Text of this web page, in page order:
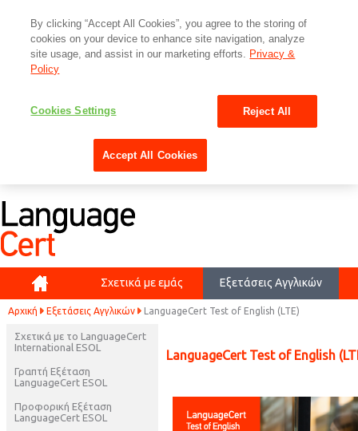
ΑρχικήΣχετικά με εμάς Εξετάσεις Αγγλικών
Αρχική Εξετάσεις Αγγλικών LanguageCert Test of English (LTE)
Σχετικά με το LanguageCert
International ESOL
Γραπτή Εξέταση
LanguageCert ESOL
Προφορική Εξέταση
LanguageCert ESOL
LanguageCert Test of English
By clicking “Accept All Cookies”, you agree to the storing of
cookies on your device to enhance site navigation, analyze
site usage, and assist in our marketing efforts. Privacy &
Policy
Cookies Settings Reject All
Accept All Cookies